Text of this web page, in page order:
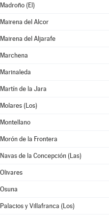
Madroño (El)
Mairena del Alcor
Mairena del Aljarafe
Marchena
Marinaleda
Martín de la Jara
Molares (Los)
Montellano
Morón de la Frontera
Navas de la Concepción (Las)
Olivares
Osuna
Palacios y Villafranca (Los)